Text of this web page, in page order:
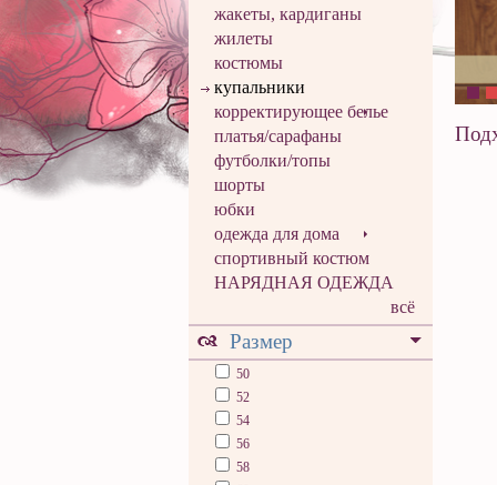
жакеты, кардиганы
жилеты
костюмы
купальники
корректирующее белье
платья/сарафаны
футболки/топы
шорты
юбки
одежда для дома
спортивный костюм
НАРЯДНАЯ ОДЕЖДА
всё
Размер
50
52
54
56
58